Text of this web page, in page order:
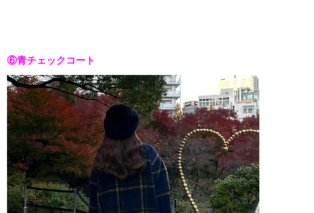
⑥青チェックコート